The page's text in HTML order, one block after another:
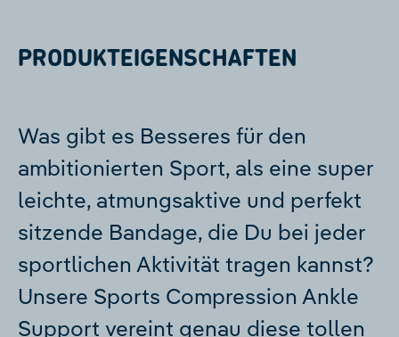
PRODUKTEIGENSCHAFTEN
Was gibt es Besseres für den
ambitionierten Sport, als eine super
leichte, atmungsaktive und perfekt
sitzende Bandage, die Du bei jeder
sportlichen Aktivität tragen kannst?
Unsere Sports Compression Ankle
Support vereint genau diese tollen